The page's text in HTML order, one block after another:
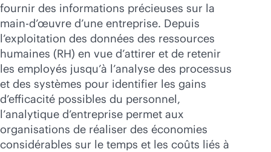
fournir des informations précieuses sur la
main-d’œuvre d’une entreprise. Depuis
l’exploitation des données des ressources
humaines (RH) en vue d’attirer et de retenir
les employés jusqu’à l’analyse des processus
et des systèmes pour identifier les gains
d’efficacité possibles du personnel,
l’analytique d’entreprise permet aux
organisations de réaliser des économies
considérables sur le temps et les coûts liés à